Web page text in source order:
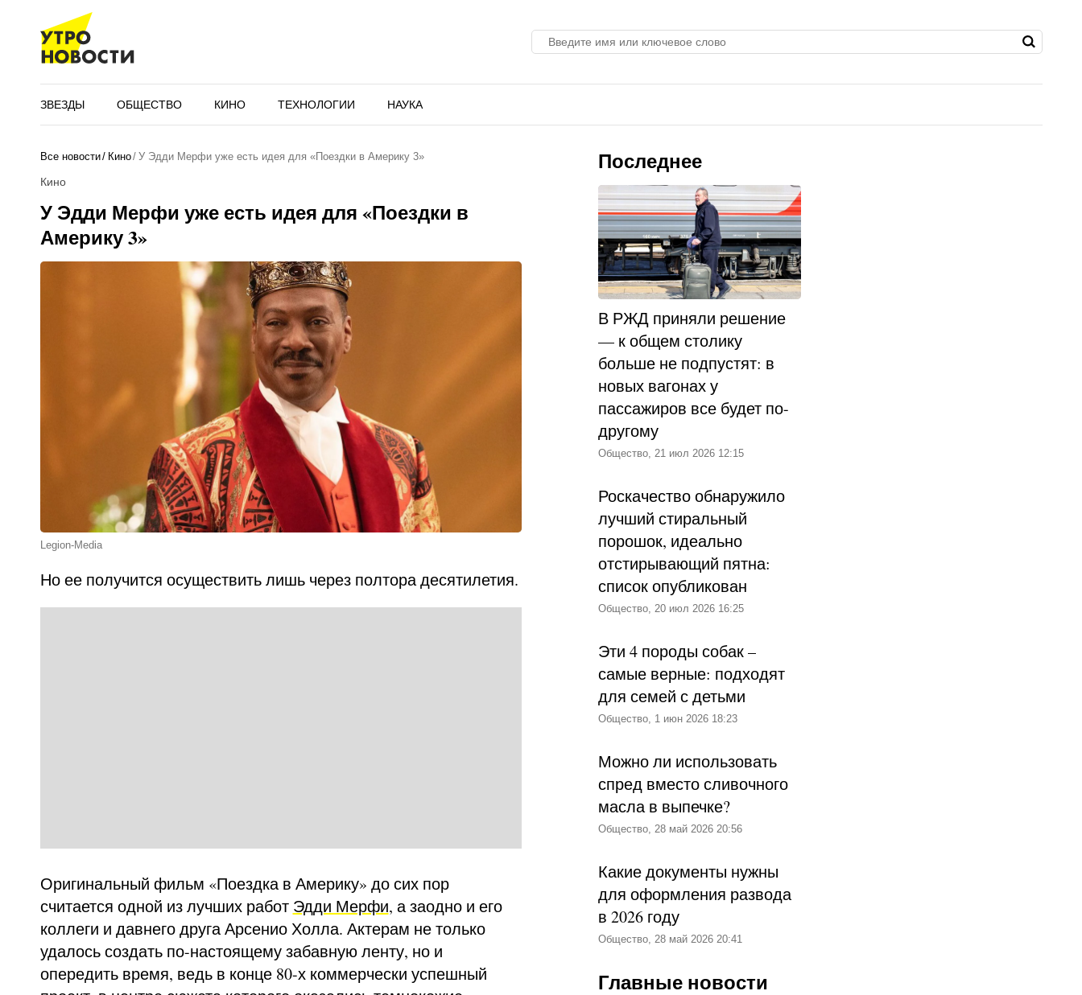
ЗВЕЗДЫ ОБЩЕСТВО КИНО ТЕХНОЛОГИИ НАУКА
Все новости Кино У Эдди Мерфи уже есть идея для «Поездки в Америку 3»
Кино
У Эдди Мерфи уже есть идея для «Поездки в
Америку 3»
Legion-Media
Но ее получится осуществить лишь через полтора десятилетия.
Оригинальный фильм «Поездка в Америку» до сих пор
считается одной из лучших работ Эдди Мерфи, а заодно и его
коллеги и давнего друга Арсенио Холла. Актерам не только
удалось создать по-настоящему забавную ленту, но и
опередить время, ведь в конце 80-х коммерчески успешный
Последнее
В РЖД приняли решение
— к общем столику
больше не подпустят: в
новых вагонах у
пассажиров все будет по-
другому
Общество, 21 июл 2026 12:15
Роскачество обнаружило
лучший стиральный
порошок, идеально
отстирывающий пятна:
список опубликован
Общество, 20 июл 2026 16:25
Эти 4 породы собак –
самые верные: подходят
для семей с детьми
Общество, 1 июн 2026 18:23
Можно ли использовать
спред вместо сливочного
масла в выпечке?
Общество, 28 май 2026 20:56
Какие документы нужны
для оформления развода
в 2026 году
Общество, 28 май 2026 20:41
Главные новости